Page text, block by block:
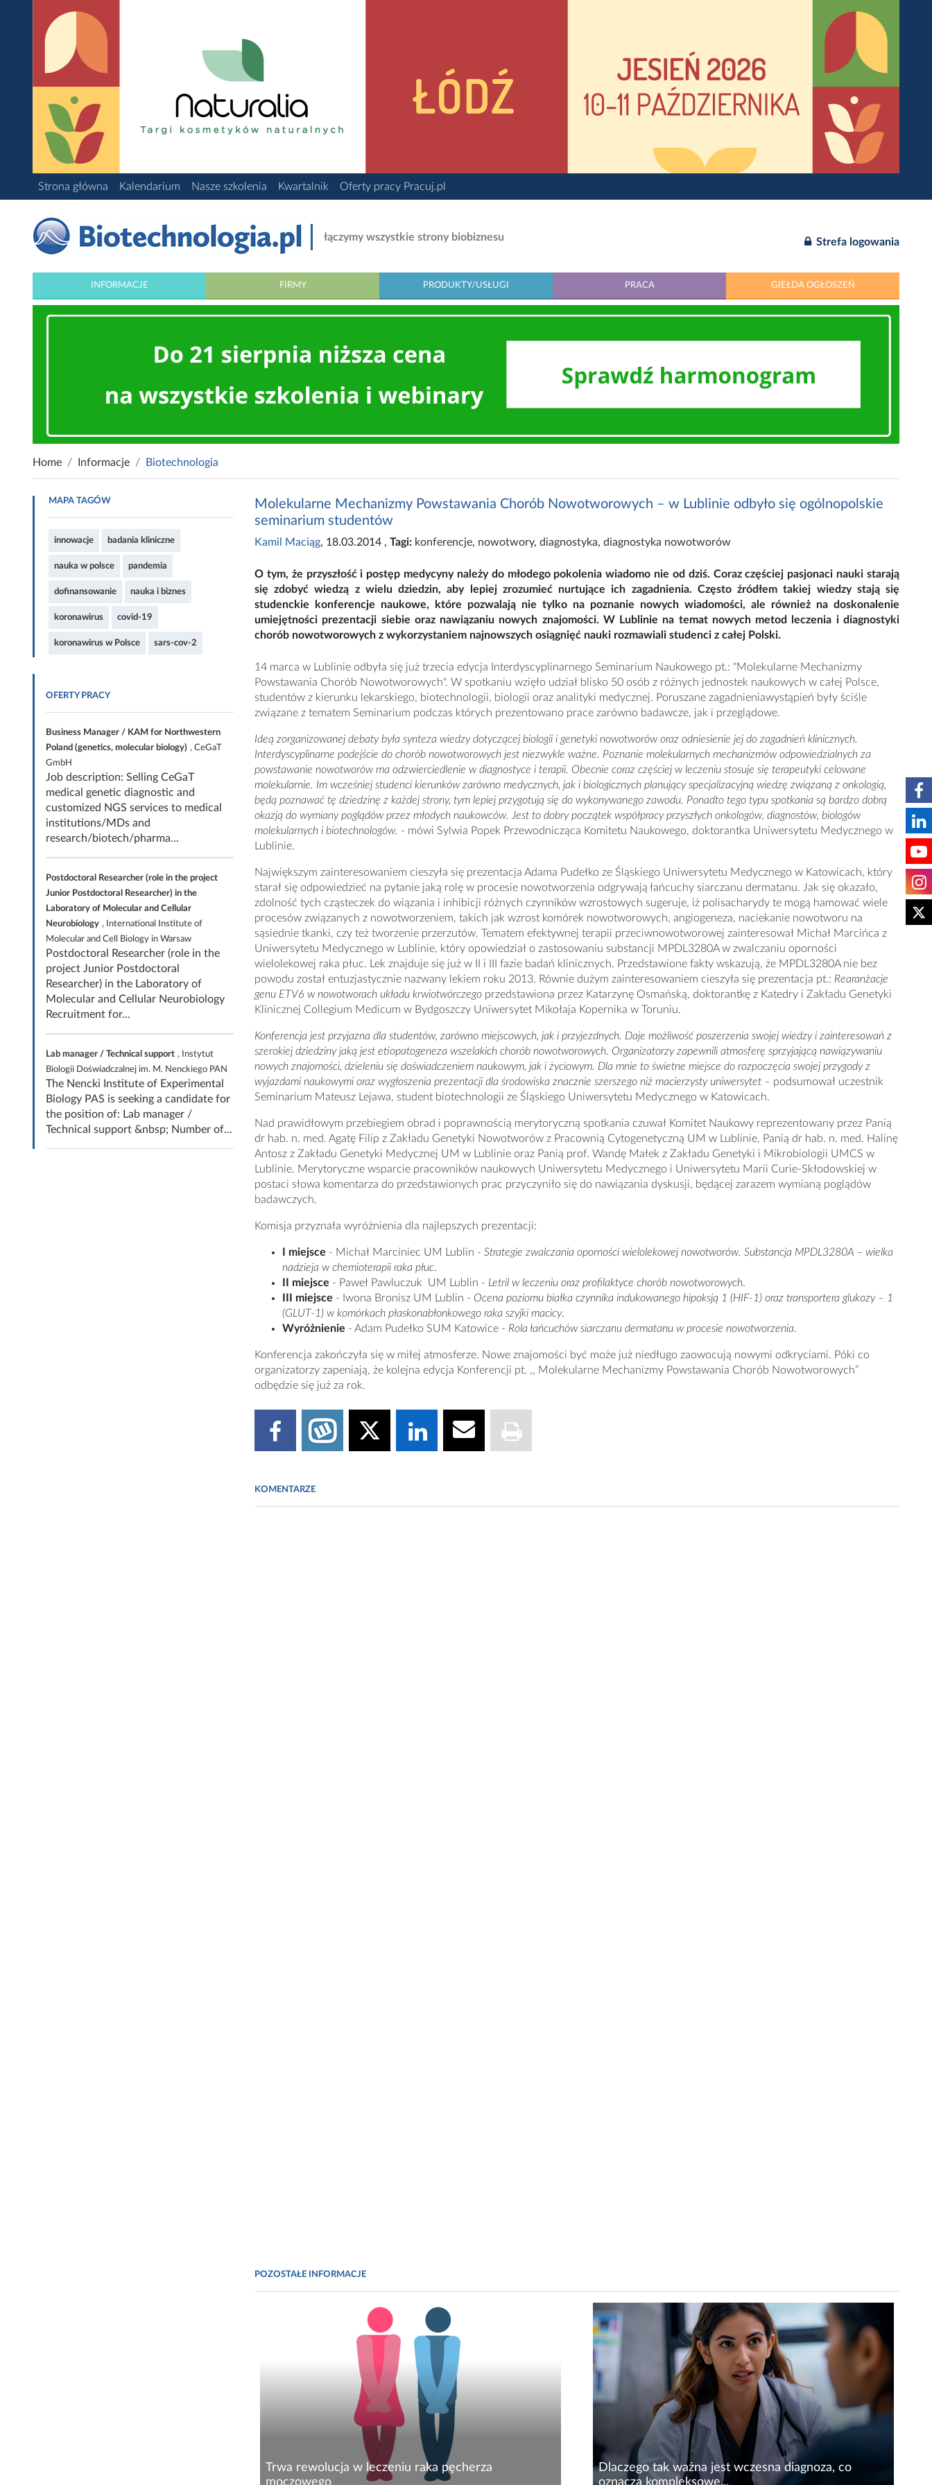
Strona główna Kalendarium Nasze szkolenia Kwartalnik Oferty pracy Pracuj.pl
łączymy wszystkie strony biobiznesu Strefa logowania
INFORMACJE FIRMY PRODUKTY/USŁUGI PRACA GIEŁDA OGŁOSZEŃ
Home Informacje Biotechnologia
MAPA TAGÓW
innowacje badania kliniczne
nauka w polsce pandemia
dofinansowanie nauka i biznes
koronawirus covid-19
koronawirus w Polsce sars-cov-2
OFERTY PRACY
Business Manager / KAM for Northwestern
Poland (genetics, molecular biology) , CeGaT
GmbH
Job description: Selling CeGaT
medical genetic diagnostic and
customized NGS services to medical
institutions/MDs and
research/biotech/pharma...
Postdoctoral Researcher (role in the project
Junior Postdoctoral Researcher) in the
Laboratory of Molecular and Cellular
Neurobiology , International Institute of
Molecular and Cell Biology in Warsaw
Postdoctoral Researcher (role in the
project Junior Postdoctoral
Researcher) in the Laboratory of
Molecular and Cellular Neurobiology
Recruitment for...
Lab manager / Technical support , Instytut
Biologii Doświadczalnej im. M. Nenckiego PAN
The Nencki Institute of Experimental
Biology PAS is seeking a candidate for
the position of: Lab manager /
Technical support &nbsp; Number of...
Molekularne Mechanizmy Powstawania Chorób Nowotworowych – w Lublinie odbyło się ogólnopolskie
seminarium studentów
Kamil Maciąg, 18.03.2014 , Tagi: konferencje, nowotwory, diagnostyka, diagnostyka nowotworów
O tym, że przyszłość i postęp medycyny należy do młodego pokolenia wiadomo nie od dziś. Coraz częściej pasjonaci nauki starają
się zdobyć wiedzą z wielu dziedzin, aby lepiej zrozumieć nurtujące ich zagadnienia. Często źródłem takiej wiedzy stają się
studenckie konferencje naukowe, które pozwalają nie tylko na poznanie nowych wiadomości, ale również na doskonalenie
umiejętności prezentacji siebie oraz nawiązaniu nowych znajomości. W Lublinie na temat nowych metod leczenia i diagnostyki
chorób nowotworowych z wykorzystaniem najnowszych osiągnięć nauki rozmawiali studenci z całej Polski.
14 marca w Lublinie odbyła się już trzecia edycja Interdyscyplinarnego Seminarium Naukowego pt.: "Molekularne Mechanizmy
Powstawania Chorób Nowotworowych". W spotkaniu wzięło udział blisko 50 osób z różnych jednostek naukowych w całej Polsce,
studentów z kierunku lekarskiego, biotechnologii, biologii oraz analityki medycznej. Poruszane zagadnieniawystąpień były ściśle
związane z tematem Seminarium podczas których prezentowano prace zarówno badawcze, jak i przeglądowe.
Ideą zorganizowanej debaty była synteza wiedzy dotyczącej biologii i genetyki nowotworów oraz odniesienie jej do zagadnień klinicznych.
Interdyscyplinarne podejście do chorób nowotworowych jest niezwykle ważne. Poznanie molekularnych mechanizmów odpowiedzialnych za
powstawanie nowotworów ma odzwierciedlenie w diagnostyce i terapii. Obecnie coraz częściej w leczeniu stosuje się terapeutyki celowane
molekularnie. Im wcześniej studenci kierunków zarówno medycznych, jak i biologicznych planujący specjalizacyjną wiedzę związaną z onkologią,
będą poznawać tę dziedzinę z każdej strony, tym lepiej przygotują się do wykonywanego zawodu. Ponadto tego typu spotkania są bardzo dobrą
okazją do wymiany poglądów przez młodych naukowców. Jest to dobry początek współpracy przyszłych onkologów, diagnostów, biologów
molekularnych i biotechnologów. - mówi Sylwia Popek Przewodnicząca Komitetu Naukowego, doktorantka Uniwersytetu Medycznego w
Lublinie.
Największym zainteresowaniem cieszyła się prezentacja Adama Pudełko ze Śląskiego Uniwersytetu Medycznego w Katowicach, który
starał się odpowiedzieć na pytanie jaką rolę w procesie nowotworzenia odgrywają łańcuchy siarczanu dermatanu. Jak się okazało,
zdolność tych cząsteczek do wiązania i inhibicji różnych czynników wzrostowych sugeruje, iż polisacharydy te mogą hamować wiele
procesów związanych z nowotworzeniem, takich jak wzrost komórek nowotworowych, angiogeneza, naciekanie nowotworu na
sąsiednie tkanki, czy też tworzenie przerzutów. Tematem efektywnej terapii przeciwnowotworowej zainteresował Michał Marcińca z
Uniwersytetu Medycznego w Lublinie, który opowiedział o zastosowaniu substancji MPDL3280A w zwalczaniu oporności
wielolekowej raka płuc. Lek znajduje się już w II i III fazie badań klinicznych. Przedstawione fakty wskazują, że MPDL3280A nie bez
powodu został entuzjastycznie nazwany lekiem roku 2013. Równie dużym zainteresowaniem cieszyła się prezentacja pt.: Rearanżacje
genu ETV6 w nowotworach układu krwiotwórczego przedstawiona przez Katarzynę Osmańską, doktorantkę z Katedry i Zakładu Genetyki
Klinicznej Collegium Medicum w Bydgoszczy Uniwersytet Mikołaja Kopernika w Toruniu.
Konferencja jest przyjazna dla studentów, zarówno miejscowych, jak i przyjezdnych. Daje możliwość poszerzenia swojej wiedzy i zainteresowań z
szerokiej dziedziny jaką jest etiopatogeneza wszelakich chorób nowotworowych. Organizatorzy zapewnili atmosferę sprzyjającą nawiązywaniu
nowych znajomości, dzieleniu się doświadczeniem naukowym, jak i życiowym. Dla mnie to świetne miejsce do rozpoczęcia swojej przygody z
wyjazdami naukowymi oraz wygłoszenia prezentacji dla środowiska znacznie szerszego niż macierzysty uniwersytet – podsumował uczestnik
Seminarium Mateusz Lejawa, student biotechnologii ze Śląskiego Uniwersytetu Medycznego w Katowicach.
Nad prawidłowym przebiegiem obrad i poprawnością merytoryczną spotkania czuwał Komitet Naukowy reprezentowany przez Panią
dr hab. n. med. Agatę Filip z Zakładu Genetyki Nowotworów z Pracownią Cytogenetyczną UM w Lublinie, Panią dr hab. n. med. Halinę
Antosz z Zakładu Genetyki Medycznej UM w Lublinie oraz Panią prof. Wandę Małek z Zakładu Genetyki i Mikrobiologii UMCS w
Lublinie. Merytoryczne wsparcie pracowników naukowych Uniwersytetu Medycznego i Uniwersytetu Marii Curie-Skłodowskiej w
postaci słowa komentarza do przedstawionych prac przyczyniło się do nawiązania dyskusji, będącej zarazem wymianą poglądów
badawczych.
Komisja przyznała wyróżnienia dla najlepszych prezentacji:
I miejsce - Michał Marciniec UM Lublin - Strategie zwalczania oporności wielolekowej nowotworów. Substancja MPDL3280A – wielka
nadzieja w chemioterapii raka płuc.
II miejsce - Paweł Pawluczuk UM Lublin - Letril w leczeniu oraz profilaktyce chorób nowotworowych.
III miejsce - Iwona Bronisz UM Lublin - Ocena poziomu białka czynnika indukowanego hipoksją 1 (HIF-1) oraz transportera glukozy – 1
(GLUT-1) w komórkach płaskonabłonkowego raka szyjki macicy.
Wyróżnienie - Adam Pudełko SUM Katowice - Rola łańcuchów siarczanu dermatanu w procesie nowotworzenia.
Konferencja zakończyła się w miłej atmosferze. Nowe znajomości być może już niedługo zaowocują nowymi odkryciami. Póki co
organizatorzy zapeniają, że kolejna edycja Konferencji pt. ,, Molekularne Mechanizmy Powstawania Chorób Nowotworowych”
odbędzie się już za rok.
KOMENTARZE
POZOSTAŁE INFORMACJE
Trwa rewolucja w leczeniu raka pęcherza
moczowego
Dlaczego tak ważna jest wczesna diagnoza, co
oznacza kompleksowe...